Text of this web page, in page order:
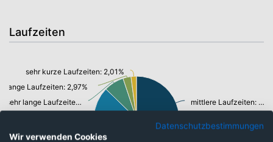
Laufzeiten
mittlere Laufzeiten: 36,76%
sehr lange Laufzeiten: 7,39%
lange Laufzeiten: 2,97%
sehr kurze Laufzeiten: 2,01%
Datenschutzbestimmungen
Wir verwenden Cookies